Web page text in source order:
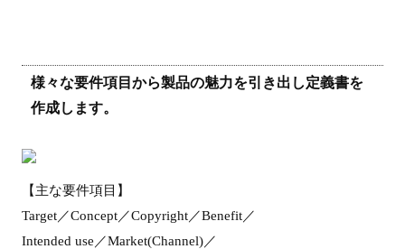
様々な要件項目から製品の魅力を引き出し定義書を
作成します。
【主な要件項目】
Target／Concept／Copyright／Benefit／
Intended use／Market(Channel)／